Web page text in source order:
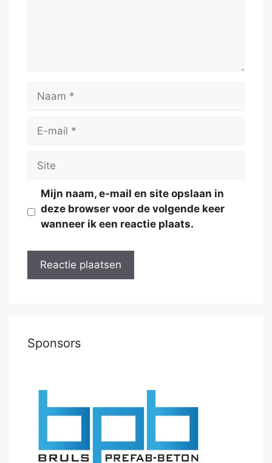
Naam
Site
Mijn naam, e-mail en site opslaan in
deze browser voor de volgende keer
wanneer ik een reactie plaats.
Sponsors